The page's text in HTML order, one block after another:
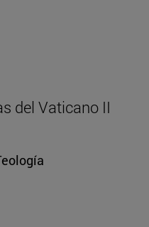
del Vaticano II